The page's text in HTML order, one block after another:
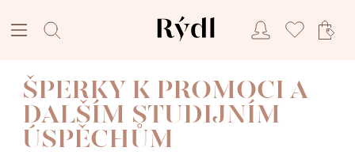
ŠPERKY K PROMOCI A
DALŠÍM STUDIJNÍM
ÚSPĚCHŮM